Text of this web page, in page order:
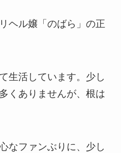
ヘル嬢「のばら」の正
生活しています。少し
くありませんが、根は
なファンぶりに、少し